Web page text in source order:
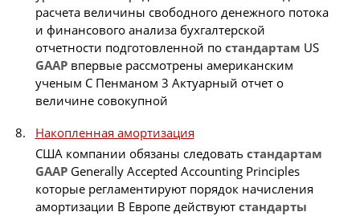
расчета величины свободного денежного потока
и финансового анализа бухгалтерской
отчетности подготовленной по стандартам US
GAAPвпервые рассмотрены американским
ученым С Пенманом 3 Актуарный отчет о
величине совокупной
Накопленная амортизация
США компании обязаны следовать стандартам
GAAPGenerally Accepted Accounting Principles
которые регламентируют порядок начисления
амортизации В Европе действуют стандарты